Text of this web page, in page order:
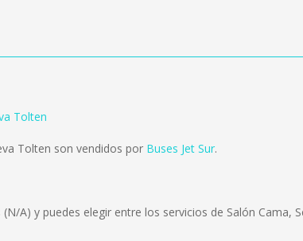
Tolten
Tolten son vendidos por Buses Jet Sur.
(N/A) y puedes elegir entre los servicios de Salón Cama,